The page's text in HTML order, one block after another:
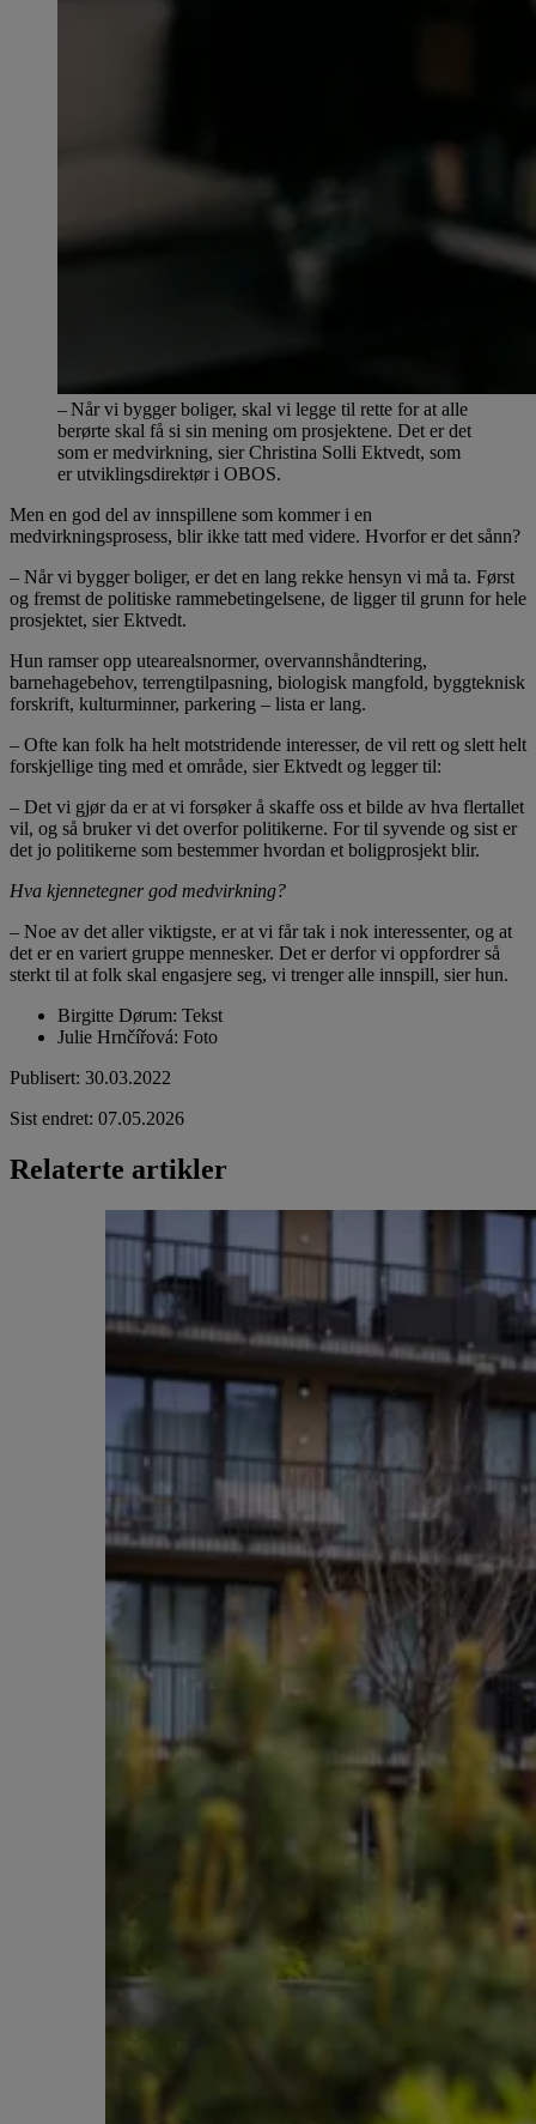
– Når vi bygger boliger, skal vi legge til rette for at alle
berørte skal få si sin mening om prosjektene. Det er det
som er medvirkning, sier Christina Solli Ektvedt, som
er utviklingsdirektør i OBOS.
Men en god del av innspillene som kommer i en
medvirkningsprosess, blir ikke tatt med videre. Hvorfor er det sånn?
– Når vi bygger boliger, er det en lang rekke hensyn vi må ta. Først
og fremst de politiske rammebetingelsene, de ligger til grunn for hele
prosjektet, sier Ektvedt.
Hun ramser opp utearealsnormer, overvannshåndtering,
barnehagebehov, terrengtilpasning, biologisk mangfold, byggteknisk
forskrift, kulturminner, parkering – lista er lang.
– Ofte kan folk ha helt motstridende interesser, de vil rett og slett helt
forskjellige ting med et område, sier Ektvedt og legger til:
– Det vi gjør da er at vi forsøker å skaffe oss et bilde av hva flertallet
vil, og så bruker vi det overfor politikerne. For til syvende og sist er
det jo politikerne som bestemmer hvordan et boligprosjekt blir.
Hva kjennetegner god medvirkning?
– Noe av det aller viktigste, er at vi får tak i nok interessenter, og at
det er en variert gruppe mennesker. Det er derfor vi oppfordrer så
sterkt til at folk skal engasjere seg, vi trenger alle innspill, sier hun.
Birgitte Dørum: Tekst
Julie Hrnčířová: Foto
Publisert: 30.03.2022
Sist endret: 07.05.2026
Relaterte artikler